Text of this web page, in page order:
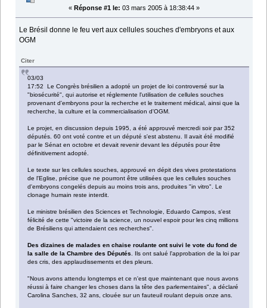
« Réponse #1 le: 03 mars 2005 à 18:38:44 »
Le Brésil donne le feu vert aux cellules souches d'embryons et aux
OGM
Citer
03/03
17:52 Le Congrès brésilien a adopté un projet de loi controversé sur la
"biosécurité", qui autorise et réglemente l'utilisation de cellules souches
provenant d'embryons pour la recherche et le traitement médical, ainsi que la
recherche, la culture et la commercialisation d'OGM.
Le projet, en discussion depuis 1995, a été approuvé mercredi soir par 352
députés. 60 ont voté contre et un député s'est abstenu. Il avait été modifié
par le Sénat en octobre et devait revenir devant les députés pour être
définitivement adopté.
Le texte sur les cellules souches, approuvé en dépit des vives protestations
de l'Eglise, précise que ne pourront être utilisées que les cellules souches
d'embryons congelés depuis au moins trois ans, produites "in vitro". Le
clonage humain reste interdit.
Le ministre brésilien des Sciences et Technologie, Eduardo Campos, s'est
félicité de cette "victoire de la science, un nouvel espoir pour les cinq millions
de Brésiliens qui attendaient ces recherches".
Des dizaines de malades en chaise roulante ont suivi le vote du fond de
la salle de la Chambre des Députés. Ils ont salué l'approbation de la loi par
des cris, des applaudissements et des pleurs.
"Nous avons attendu longtemps et ce n'est que maintenant que nous avons
réussi à faire changer les choses dans la tête des parlementaires", a déclaré
Carolina Sanches, 32 ans, clouée sur un fauteuil roulant depuis onze ans.